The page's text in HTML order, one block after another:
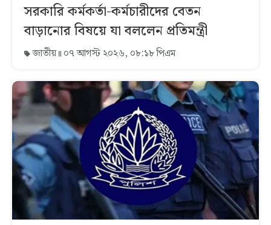
সরকারি কর্মকর্তা-কর্মচারীদের বেতন
বাড়ানোর বিষয়ে যা বললেন প্রতিমন্ত্রী
জাতীয় ০৭ আগস্ট ২০২৬, ০৮:১৮ পিএম